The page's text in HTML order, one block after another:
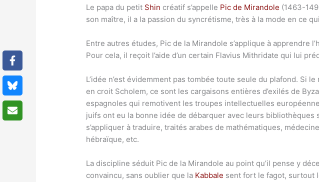
Le papa du petit Shin créatif s’appelle Pic de Mirandole (1463-
son maître, il a la passion du syncrétisme, très à la mode en ce
Entre autres études, Pic de la Mirandole s’applique à apprendre
Pour cela, il reçoit l’aide d’un certain Flavius Mithridate qui lui
L’idée n’est évidemment pas tombée toute seule du plafond. Si
en croit Scholem, ce sont les cargaisons entières d’exilés de
espagnoles qui remotivent les troupes intellectuelles
juifs ont eu la bonne idée de débarquer avec leurs
s’appliquer à traduire, traités arabes de mathématiques,
hébraïque, etc.
La discipline séduit Pic de la Mirandole au point qu’il pense y
convaincu, sans oublier que la Kabbale sent fort le fagot, surtout